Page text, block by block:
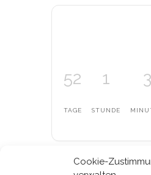
Cookie-
52
TAGE
1
STUNDE
3